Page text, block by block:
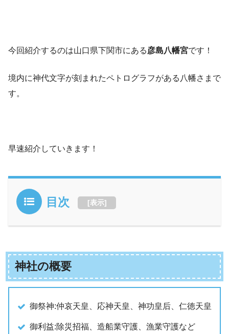
今回紹介するのは山口県下関市にある彦島八幡宮です！
境内に神代文字が刻まれたペトログラフがある八幡さまで
す。
早速紹介していきます！
目次 [表示]
神社の概要
御祭神:仲哀天皇、応神天皇、神功皇后、仁徳天皇
御利益:除災招福、造船業守護、漁業守護など